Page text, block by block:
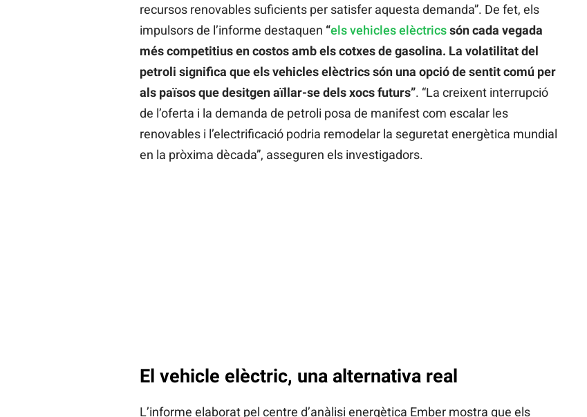
recursos renovables suficients per satisfer aquesta demanda”. De fet, els
impulsors de l’informe destaquen “els vehicles elèctricssón cada vegada
més competitius en costos amb els cotxes de gasolina. La volatilitat del
petroli significa que els vehicles elèctrics són una opció de sentit comú per
als països que desitgen aïllar-se dels xocs futurs”. “La creixent interrupció
de l’oferta i la demanda de petroli posa de manifest com escalar les
renovables i l’electrificació podria remodelar la seguretat energètica mundial
en la pròxima dècada”, asseguren els investigadors.
El vehicle elèctric, una alternativa real
L’informe elaborat pel centre d’anàlisi energètica Ember mostra que els